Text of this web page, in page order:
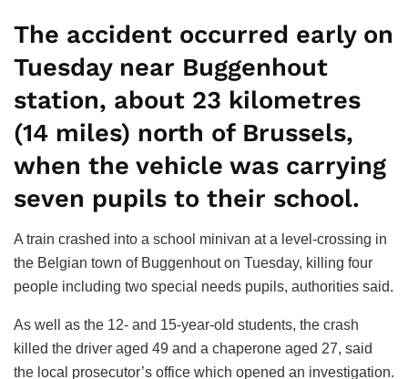
The accident occurred early on
Tuesday near Buggenhout
station, about 23 kilometres
(14 miles) north of Brussels,
when the vehicle was carrying
seven pupils to their school.
A train crashed into a school minivan at a level-crossing in
the Belgian town of Buggenhout on Tuesday, killing four
people including two special needs pupils, authorities said.
As well as the 12- and 15-year-old students, the crash
killed the driver aged 49 and a chaperone aged 27, said
the local prosecutor’s office which opened an investigation.